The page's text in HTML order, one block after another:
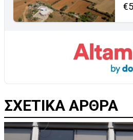
ΣΧΕΤΙΚΑ ΑΡΘΡΑ